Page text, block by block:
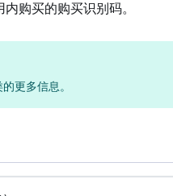
购买的购买识别码。
的更多信息。